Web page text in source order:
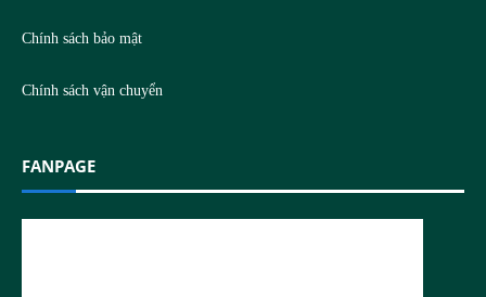
Chính sách bảo mật
Chính sách vận chuyển
FANPAGE